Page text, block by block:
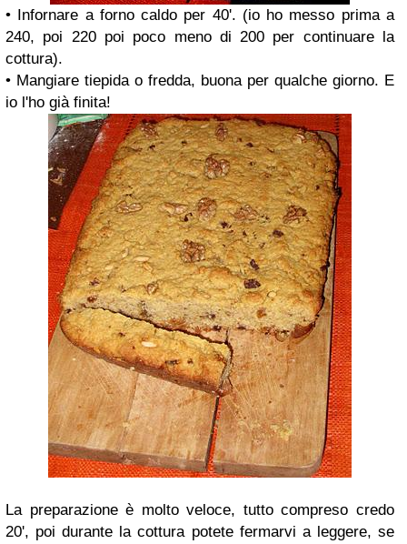
• Infornare a forno caldo per 40'. (io ho messo prima a
240, poi 220 poi poco meno di 200 per continuare la
cottura).
• Mangiare tiepida o fredda, buona per qualche giorno. E
io l'ho già finita!
La preparazione è molto veloce, tutto compreso credo
20', poi durante la cottura potete fermarvi a leggere, se